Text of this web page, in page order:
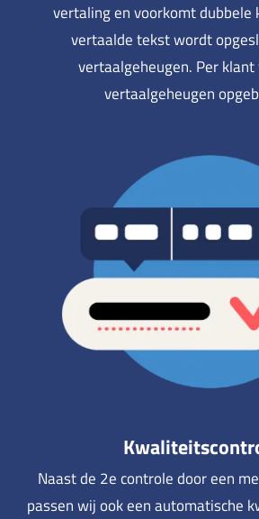
vertaling en voorkomt dubbele
vertaalde tekst wordt
vertaalgeheugen. Per
vertaalgeheugen
Naast de 2e controle door een
passen wij ook een automatische